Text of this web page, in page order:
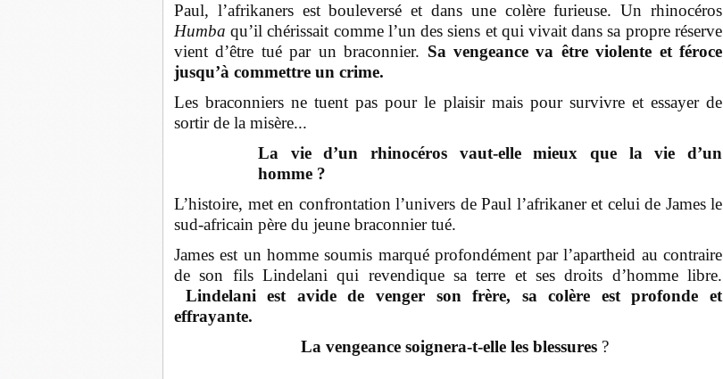
Paul, l’afrikaners est bouleversé et dans une colère furieuse. Un rhinocéros
Humba qu’il chérissait comme l’un des siens et qui vivait dans sa propre réserve
vient d’être tué par un braconnier. Sa vengeance va être violente et féroce
jusqu’à commettre un crime.
Les braconniers ne tuent pas pour le plaisir mais pour survivre et essayer de
sortir de la misère...
La vie d’un rhinocéros vaut-elle mieux que la vie d’un
homme ?
L’histoire, met en confrontation l’univers de Paul l’afrikaner et celui de James le
sud-africain père du jeune braconnier tué.
James est un homme soumis marqué profondément par l’apartheid au contraire
de son fils Lindelani qui revendique sa terre et ses droits d’homme libre.
Lindelani est avide de venger son frère, sa colère est profonde et
effrayante.
La vengeance soignera-t-elle les blessures ?